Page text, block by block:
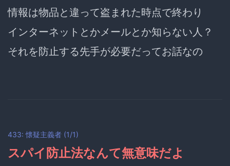
情報は物品と違って盗まれた時点で終わり
インターネットとかメールとか知らない人？
それを防止する先手が必要だってお話なの
433: 懐疑主義者 (1/1)
スパイ防止法なんて無意味だよ